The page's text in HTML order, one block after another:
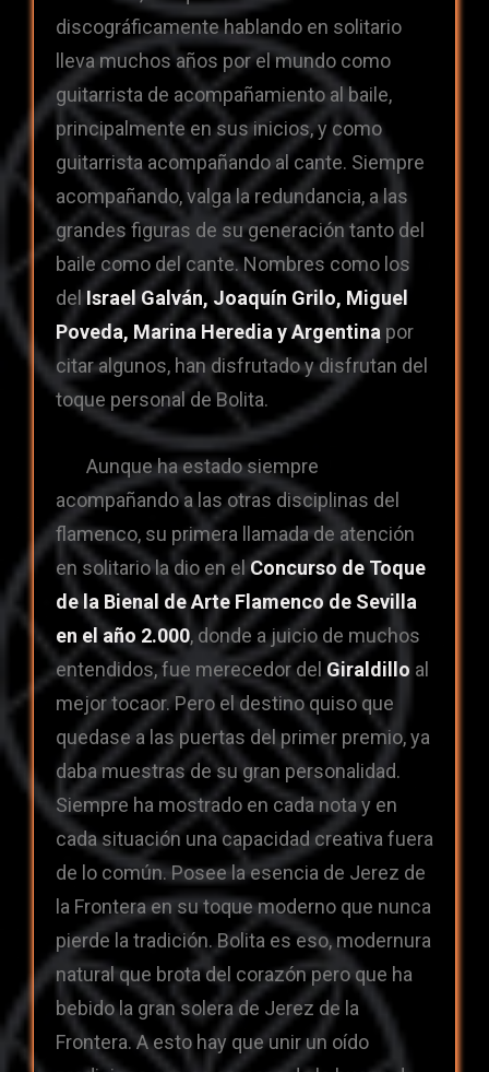
discográficamente hablando en solitario
lleva muchos años por el mundo como
guitarrista de acompañamiento al baile,
principalmente en sus inicios, y como
guitarrista acompañando al cante. Siempre
acompañando, valga la redundancia, a las
grandes figuras de su generación tanto del
baile como del cante. Nombres como los
del Israel Galván, Joaquín Grilo, Miguel
Poveda, Marina Heredia y Argentina por
citar algunos, han disfrutado y disfrutan del
toque personal de Bolita.
Aunque ha estado siempre
acompañando a las otras disciplinas del
flamenco, su primera llamada de atención
en solitario la dio en el Concurso de Toque
de la Bienal de Arte Flamenco de Sevilla
en el año 2.000, donde a juicio de muchos
entendidos, fue merecedor del Giraldillo al
mejor tocaor. Pero el destino quiso que
quedase a las puertas del primer premio, ya
daba muestras de su gran personalidad.
Siempre ha mostrado en cada nota y en
cada situación una capacidad creativa fuera
de lo común. Posee la esencia de Jerez de
la Frontera en su toque moderno que nunca
pierde la tradición. Bolita es eso, modernura
natural que brota del corazón pero que ha
bebido la gran solera de Jerez de la
Frontera. A esto hay que unir un oído